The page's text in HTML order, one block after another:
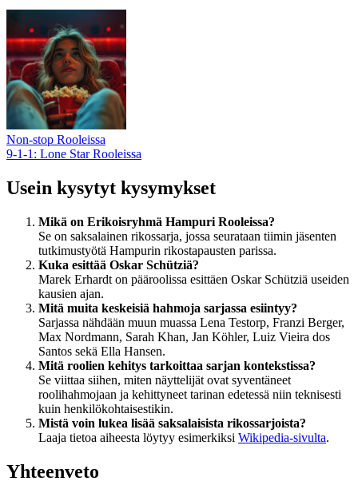
Non-stop Rooleissa
9-1-1: Lone Star Rooleissa
Usein kysytyt kysymykset
Mikä on Erikoisryhmä Hampuri Rooleissa?
Se on saksalainen rikossarja, jossa seurataan tiimin jäsenten
tutkimustyötä Hampurin rikostapausten parissa.
Kuka esittää Oskar Schütziä?
Marek Erhardt on pääroolissa esittäen Oskar Schütziä useiden
kausien ajan.
Mitä muita keskeisiä hahmoja sarjassa esiintyy?
Sarjassa nähdään muun muassa Lena Testorp, Franzi Berger,
Max Nordmann, Sarah Khan, Jan Köhler, Luiz Vieira dos
Santos sekä Ella Hansen.
Mitä roolien kehitys tarkoittaa sarjan kontekstissa?
Se viittaa siihen, miten näyttelijät ovat syventäneet
roolihahmojaan ja kehittyneet tarinan edetessä niin teknisesti
kuin henkilökohtaisestikin.
Mistä voin lukea lisää saksalaisista rikossarjoista?
Laaja tietoa aiheesta löytyy esimerkiksi Wikipedia-sivulta.
Yhteenveto